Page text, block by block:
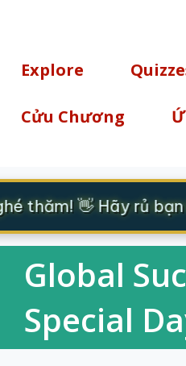
Explore
Cửu Chương
thăm! 👋 Hãy rủ bạn
Global
Special